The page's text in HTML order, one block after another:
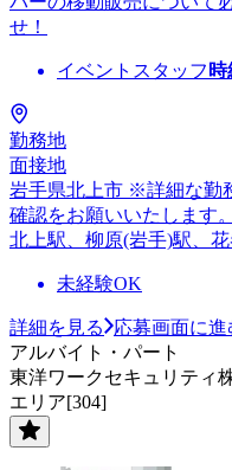
せ！
イベントスタッフ 時
勤務地
面接地
岩手県北上市 ※詳細な勤
確認をお願いいたします。
北上駅、柳原(岩手)駅、
未経験OK
詳細を見る
応募画面に進
アルバイト・パート
東洋ワークセキュリティ
エリア[304]